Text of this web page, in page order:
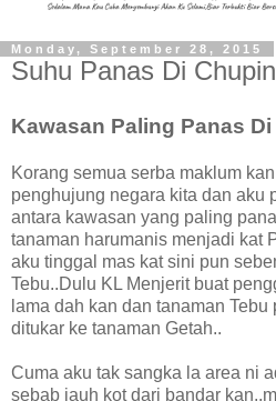
Monday, September 28, 2015
Suhu Panas Di
Kawasan Paling Panas
Korang semua serba maklum
penghujung negara kita dan aku
antara kawasan yang paling
tanaman harumanis menjadi kat
aku tinggal mas kat sini pun
Tebu..Dulu KL Menjerit buat
lama dah kan dan tanaman
ditukar ke tanaman Getah..
Cuma aku tak sangka la area ni
sebab jauh kot dari bandar